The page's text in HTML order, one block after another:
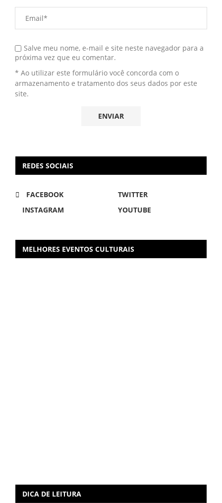
Salve meu nome, e-mail e site neste navegador para a
próxima vez que eu comentar.
* Ao utilizar este formulário você concorda com o
armazenamento e tratamento dos seus dados por este
site.
REDES SOCIAIS
FACEBOOK
TWITTER
INSTAGRAM
YOUTUBE
MELHORES EVENTOS CULTURAIS
DICA DE LEITURA